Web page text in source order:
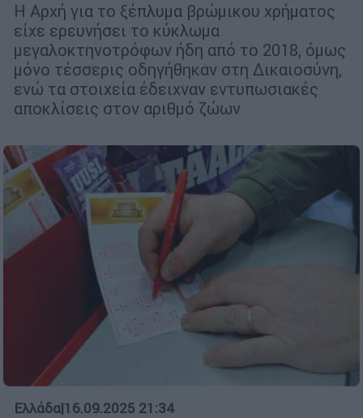
Η Αρχή για το ξέπλυμα βρώμικου χρήματος
είχε ερευνήσει το κύκλωμα
μεγαλοκτηνοτρόφων ήδη από το 2018, όμως
μόνο τέσσερις οδηγήθηκαν στη Δικαιοσύνη,
ενώ τα στοιχεία έδειχναν εντυπωσιακές
αποκλίσεις στον αριθμό ζώων
Ελλάδα|16.09.2025 21:34